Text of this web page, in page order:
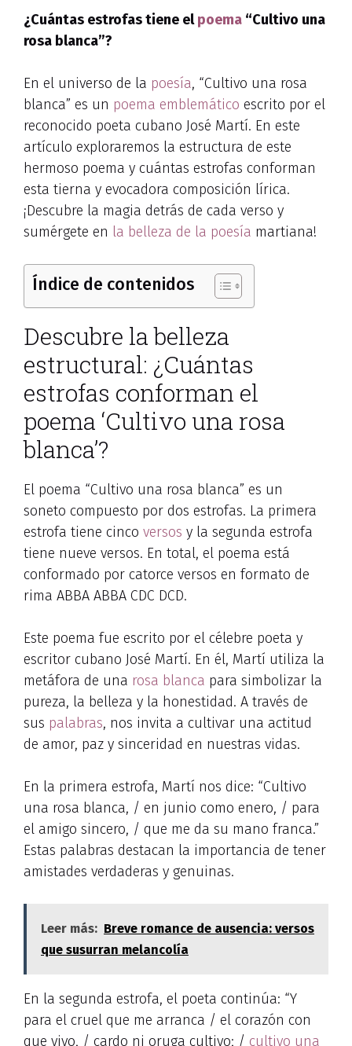
¿Cuántas estrofas tiene elpoema “Cultivo una
rosa blanca”?
En el universo de la poesía, “Cultivo una rosa
blanca” es un poema emblemático escrito por el
reconocido poeta cubano José Martí. En este
artículo exploraremos la estructura de este
hermoso poema y cuántas estrofas conforman
esta tierna y evocadora composición lírica.
¡Descubre la magia detrás de cada verso y
sumérgete en la belleza de la poesía martiana!
Índice de contenidos
Descubre la belleza
estructural: ¿Cuántas
estrofas conforman el
poema ‘Cultivo una rosa
blanca’?
El poema “Cultivo una rosa blanca” es un
soneto compuesto por dos estrofas. La primera
estrofa tiene cinco versos y la segunda estrofa
tiene nueve versos. En total, el poema está
conformado por catorce versos en formato de
rima ABBA ABBA CDC DCD.
Este poema fue escrito por el célebre poeta y
escritor cubano José Martí. En él, Martí utiliza la
metáfora de una rosa blanca para simbolizar la
pureza, la belleza y la honestidad. A través de
sus palabras, nos invita a cultivar una actitud
de amor, paz y sinceridad en nuestras vidas.
En la primera estrofa, Martí nos dice: “Cultivo
una rosa blanca, / en junio como enero, / para
el amigo sincero, / que me da su mano franca.”
Estas palabras destacan la importancia de tener
amistades verdaderas y genuinas.
Leer más: Breve romance de ausencia: versos
que susurran melancolía
En la segunda estrofa, el poeta continúa: “Y
para el cruel que me arranca / el corazón con
que vivo, / cardo ni oruga cultivo; / cultivo una